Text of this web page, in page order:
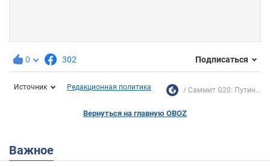
0 302 Подписаться
Источник Редакционная политика Cаммит G20: Путин...
Вернуться на главную OBOZ
Важное